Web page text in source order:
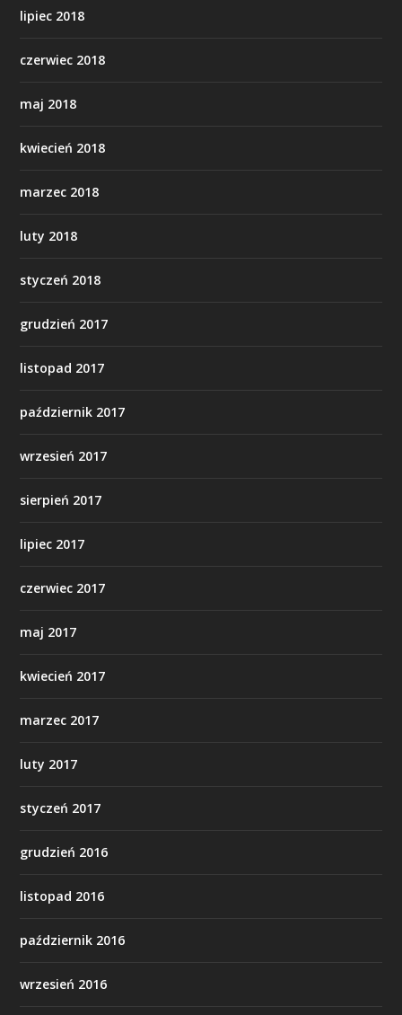
lipiec 2018
czerwiec 2018
maj 2018
kwiecień 2018
marzec 2018
luty 2018
styczeń 2018
grudzień 2017
listopad 2017
październik 2017
wrzesień 2017
sierpień 2017
lipiec 2017
czerwiec 2017
maj 2017
kwiecień 2017
marzec 2017
luty 2017
styczeń 2017
grudzień 2016
listopad 2016
październik 2016
wrzesień 2016